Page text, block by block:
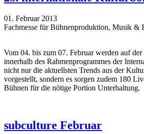
01. Februar 2013
Fachmesse für Bühnenproduktion, Musik &
Vom 04. bis zum 07. Februar werden auf
innerhalb des Rahmenprogrammes der
nicht nur die aktuellsten Trends aus der
vorgestellt, sondern es sorgen zudem 180
Bühnen für die nötige Portion Unterhaltung.
subculture Februar